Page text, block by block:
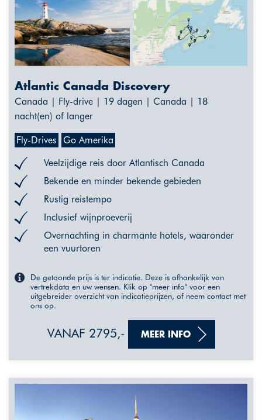
Atlantic Canada Discovery
Canada | Fly-drive | 19 dagen | Canada | 18
nacht(en) of langer
Fly-Drives Go Amerika
Veelzijdige reis door Atlantisch Canada
Bekende en minder bekende gebieden
Rustig reistempo
Inclusief wijnproeverij
Overnachting in charmante hotels, waaronder
een vuurtoren
De getoonde prijs is ter indicatie. Deze is afhankelijk van
vertrekdata en uw wensen. Klik op "meer info" voor een
uitgebreider overzicht van indicatieprijzen, of neem contact met
ons op.
VANAF 2795,- MEER INFO